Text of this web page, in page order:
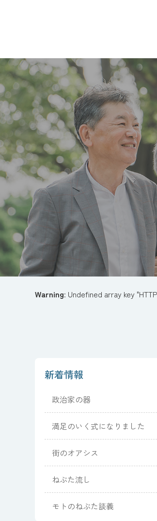
へ
ス
キ
ッ
プ
ョ
ン
に
移
動
Warning: Undefined array key
新着情報
政治家の器
満足のいく式になりました
街のオアシス
ねぶた流し
モトのねぶた談義